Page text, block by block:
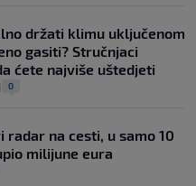
držati klimu uključenom
gasiti? Stručnjaci
ćete najviše uštedjeti
0
radar na cesti, u samo 10
milijune eura